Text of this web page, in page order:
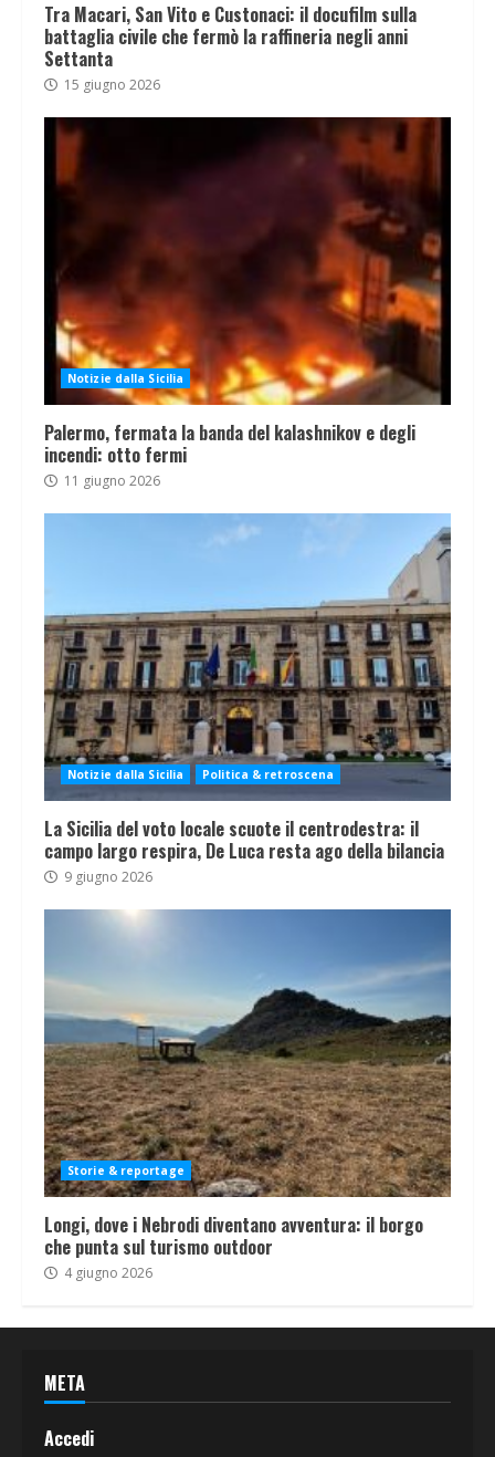
Tra Macari, San Vito e Custonaci: il docufilm sulla
battaglia civile che fermò la raffineria negli anni
Settanta
15 giugno 2026
Notizie dalla Sicilia
Palermo, fermata la banda del kalashnikov e degli
incendi: otto fermi
11 giugno 2026
Notizie dalla Sicilia Politica & retroscena
La Sicilia del voto locale scuote il centrodestra: il
campo largo respira, De Luca resta ago della bilancia
9 giugno 2026
Storie & reportage
Longi, dove i Nebrodi diventano avventura: il borgo
che punta sul turismo outdoor
4 giugno 2026
META
Accedi